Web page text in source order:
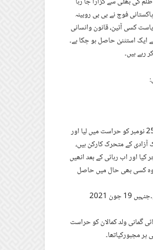
فوج نے بی بی روبینہ
کسی آئین، قانون وانسانی
ایک استثنیٰ حاصل ہو چکا ہے۔
رہے ہیں۔
⁃آواران کے علاقے چھبی جھاؤ کی رہائشی مسماۃ روبینہ بنت درویش کو پاکستانی فوجی اہلکاروں نے 25 نومبر کو حراست میں لیا اور
آزادی کے متحرک کارکن ہیں،
اور اب رہائی کے بعد انھیں
وہ کسی بھی حال میں حاصل
⁃بلوچ اسٹوڈنٹس ایکشن کمیٹی کے چیئرپرسن ڈاکٹر صبیحہ بلوچ کے بھائی شاہ میر بلوچ بازیاب ہوگئے۔جنہیں 19 جون 2021
گمانی ولد کمالان کو حراست
مجبورکیاتھا۔